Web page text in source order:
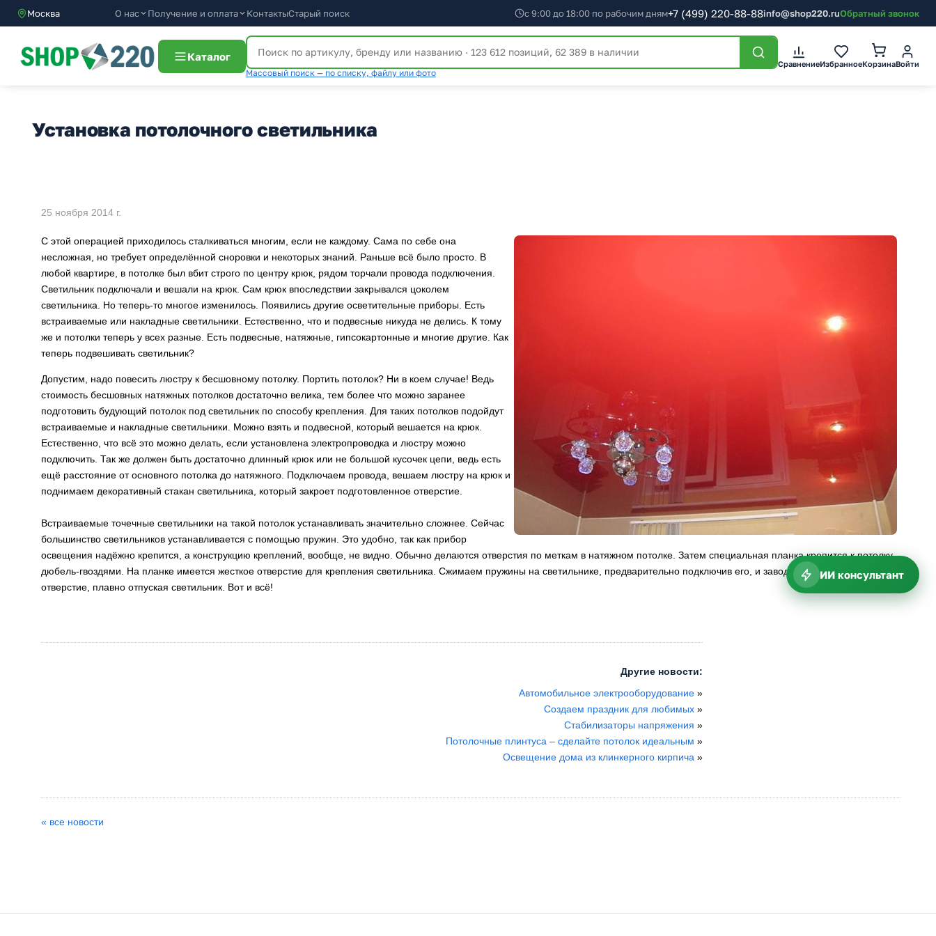
Москва О нас Получение и оплата КонтактыСтарый поиск с 9:00 до 18:00 по рабочим дням+7 (499) 220-88-88info@shop220.ruОбратный звонок
Каталог
Массовый поиск — по списку, файлу или фото
СравнениеИзбранноеКорзинаВойти
Установка потолочного светильника
25 ноября 2014 г.
С этой операцией приходилось сталкиваться многим, если не каждому. Сама по себе она
несложная, но требует определённой сноровки и некоторых знаний. Раньше всё было просто. В
любой квартире, в потолке был вбит строго по центру крюк, рядом торчали провода подключения.
Светильник подключали и вешали на крюк. Сам крюк впоследствии закрывался цоколем
светильника. Но теперь-то многое изменилось. Появились другие осветительные приборы. Есть
встраиваемые или накладные светильники. Естественно, что и подвесные никуда не делись. К тому
же и потолки теперь у всех разные. Есть подвесные, натяжные, гипсокартонные и многие другие. Как
теперь подвешивать светильник?
Допустим, надо повесить люстру к бесшовному потолку. Портить потолок? Ни в коем случае! Ведь
стоимость бесшовных натяжных потолков достаточно велика, тем более что можно заранее
подготовить будующий потолок под светильник по способу крепления. Для таких потолков подойдут
встраиваемые и накладные светильники. Можно взять и подвесной, который вешается на крюк.
Естественно, что всё это можно делать, если установлена электропроводка и люстру можно
подключить. Так же должен быть достаточно длинный крюк или не большой кусочек цепи, ведь есть
ещё расстояние от основного потолка до натяжного. Подключаем провода, вешаем люстру на крюк и
поднимаем декоративный стакан светильника, который закроет подготовленное отверстие.
Встраиваемые точечные светильники на такой потолок устанавливать значительно сложнее. Сейчас
большинство светильников устанавливается с помощью пружин. Это удобно, так как прибор
освещения надёжно крепится, а конструкцию креплений, вообще, не видно. Обычно делаются отверстия по меткам в натяжном потолке. Затем специальная планка крепится к потолку
дюбель-гвоздями. На планке имеется жесткое отверстие для крепления светильника. Сжимаем пружины на светильнике, предварительно подключив его, и заводим их в подготовленное
отверстие, плавно отпуская светильник. Вот и всё!
Другие новости:
Автомобильное электрооборудование »
Создаем праздник для любимых »
Cтабилизаторы напряжения »
Потолочные плинтуса – сделайте потолок идеальным »
Освещение дома из клинкерного кирпича »
« все новости
ИИ консультант